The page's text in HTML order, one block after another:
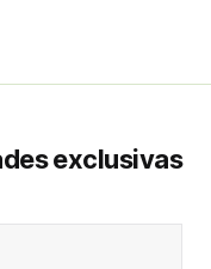
exclusivas